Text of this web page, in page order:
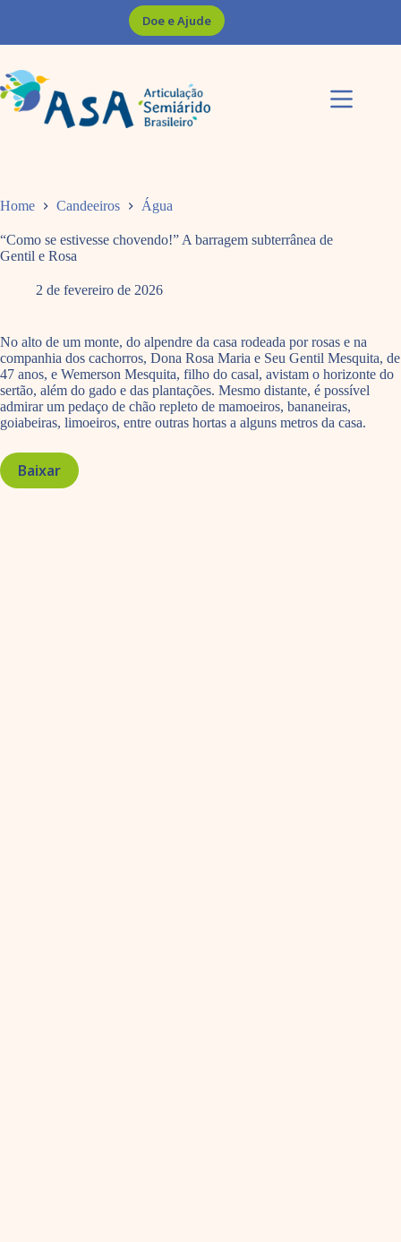
Doe e Ajude
Home Candeeiros Água
“Como se estivesse chovendo!” A barragem subterrânea de
Gentil e Rosa
2 de fevereiro de 2026
No alto de um monte, do alpendre da casa rodeada por rosas e na
companhia dos cachorros, Dona Rosa Maria e Seu Gentil Mesquita, de
47 anos, e Wemerson Mesquita, filho do casal, avistam o horizonte do
sertão, além do gado e das plantações. Mesmo distante, é possível
admirar um pedaço de chão repleto de mamoeiros, bananeiras,
goiabeiras, limoeiros, entre outras hortas a alguns metros da casa.
Baixar